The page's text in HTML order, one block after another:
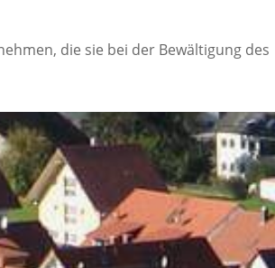
die sie bei der Bewältigung des